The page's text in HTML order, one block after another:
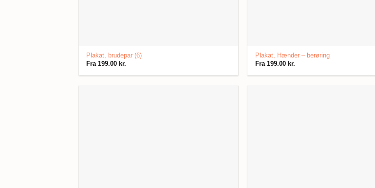
Plakat, brudepar (6)
Fra 199.00 kr.
Plakat, Hænder – berøring
Fra 199.00 kr.